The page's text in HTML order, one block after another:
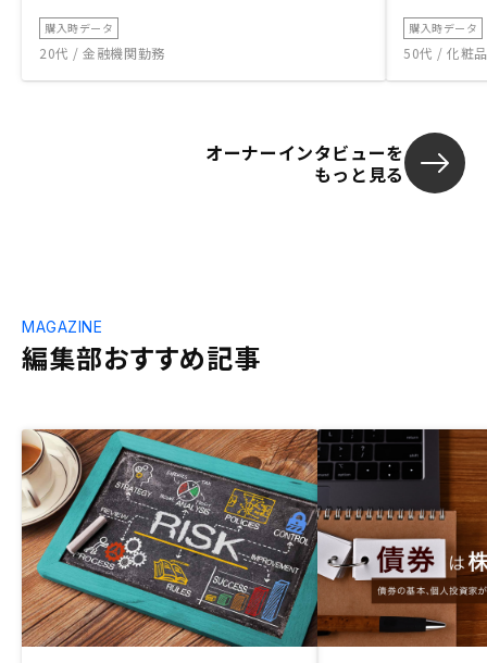
購入時データ
20代 / 金融機関勤務
購入時データ
50代 / 化粧
オーナーインタビューを
もっと見る
編集部おすすめ記事
MAGAZINE